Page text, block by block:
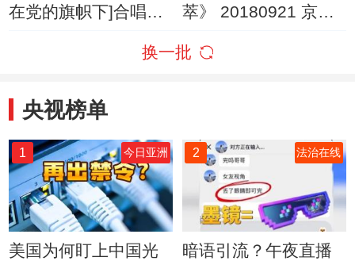
在党的旗帜下]合唱
歌》 合唱：中国人民
萃》 20180921 京剧
换一批
央视榜单
1 今日亚洲
美国为何盯上中国光
2 法治在线
暗语引流？午夜直播